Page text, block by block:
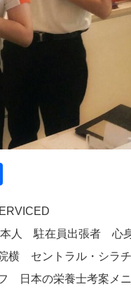
人 駐在員出張者 心
横 セントラル・シラチ
日本の栄養士考案メニ